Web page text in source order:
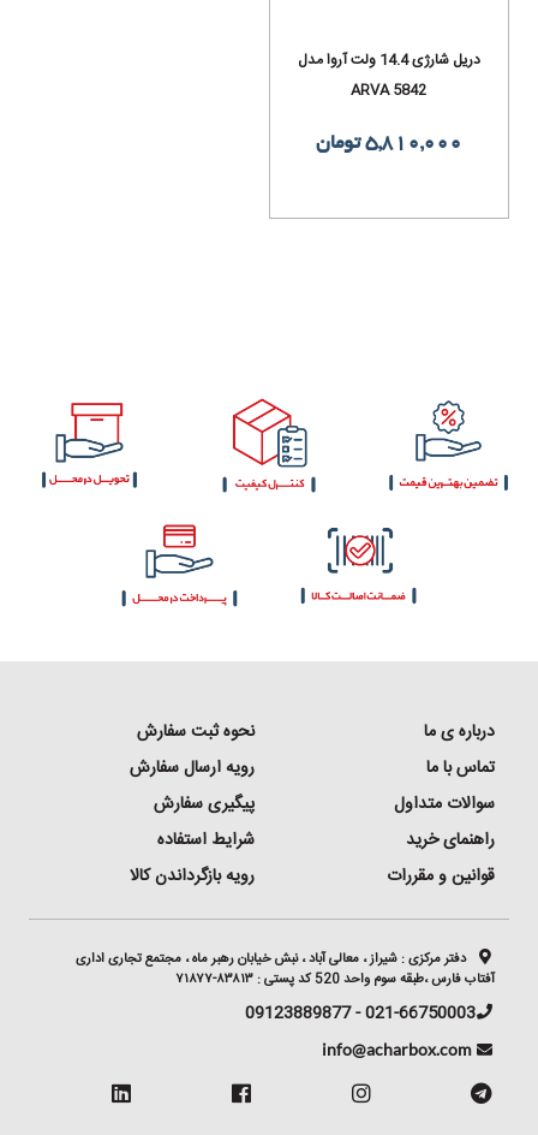
دریل شارژی 14.4 ولت آروا مدل
ARVA 5842
5,810,000 تومان
درباره ی ما
تماس با ما
سوالات متداول
راهنمای خرید
قوانین و مقررات
نحوه ثبت سفارش
رویه ارسال سفارش
پیگیری سفارش
شرایط استفاده
رویه بازگرداندن کالا
دفتر مرکزی : شیراز ، معالی آباد ، نبش خیابان رهبر ماه ، مجتمع تجاری اداری
آفتاب فارس ،طبقه سوم واحد 520 کد پستی : ۸۳۸۱۳-۷۱۸۷۷
021-66750003 - 09123889877
info@acharbox.com